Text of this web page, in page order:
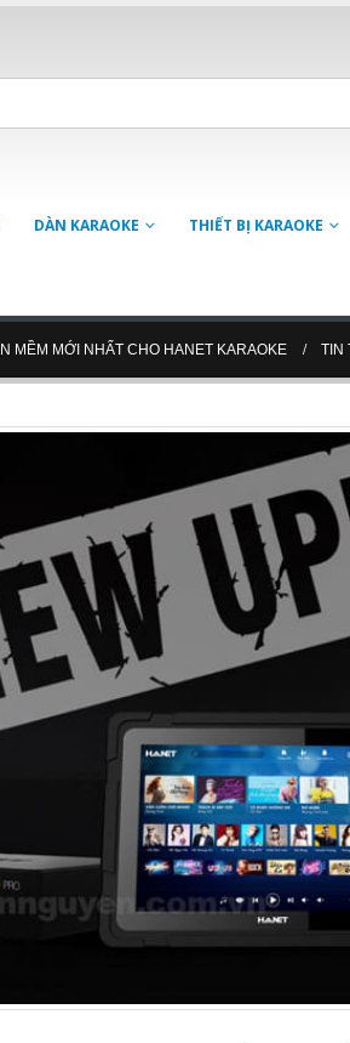
DÀN KARAOKE THIẾT BỊ KARAOKE
MỀM MỚI NHẤT CHO HANET KARAOKE TIN